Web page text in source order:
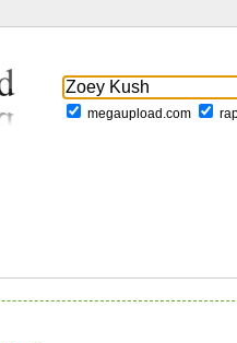
megaupload.com